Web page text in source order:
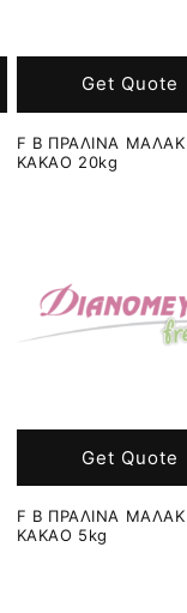
F B ΠΡΑΛΙΝΑ
ΚΑΚΑΟ 20kg
Get Quote
F B ΠΡΑΛΙΝΑ
ΚΑΚΑΟ 5kg
Get Quote